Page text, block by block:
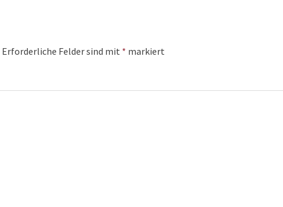
Erforderliche Felder sind mit * markiert